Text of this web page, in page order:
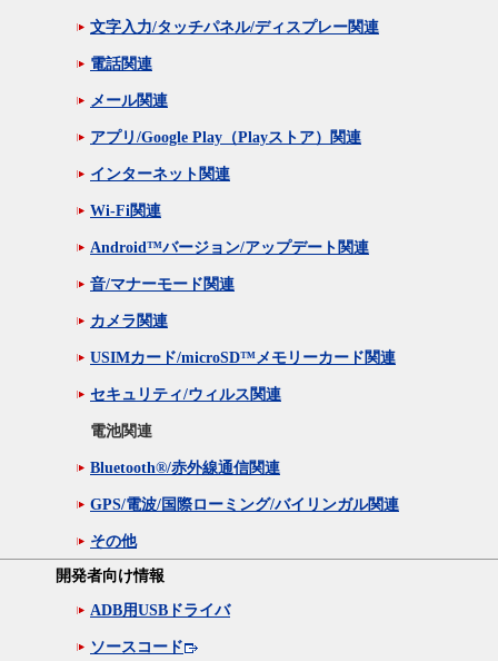
文字入力/タッチパネル/ディスプレー関連
電話関連
メール関連
アプリ/Google Play（Playストア）関連
インターネット関連
Wi-Fi関連
Android™バージョン/アップデート関連
音/マナーモード関連
カメラ関連
USIMカード/microSD™メモリーカード関連
セキュリティ/ウィルス関連
電池関連
Bluetooth®/赤外線通信関連
GPS/電波/国際ローミング/バイリンガル関連
その他
開発者向け情報
ADB用USBドライバ
ソースコード